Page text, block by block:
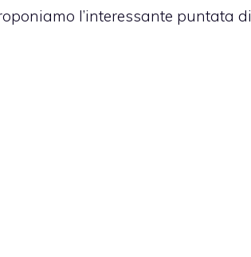
l’interessante puntata